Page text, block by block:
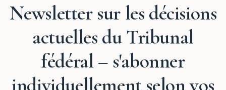
Newsletter sur les décisions
actuelles du Tribunal
fédéral – s'abonner
individuellement selon vos